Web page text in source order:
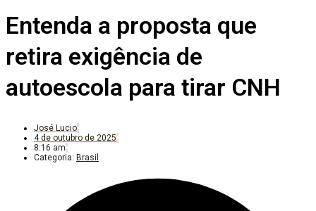
Entenda a proposta que
retira exigência de
autoescola para tirar CNH
José Lucio
4 de outubro de 2025
8:16 am
Categoria: Brasil